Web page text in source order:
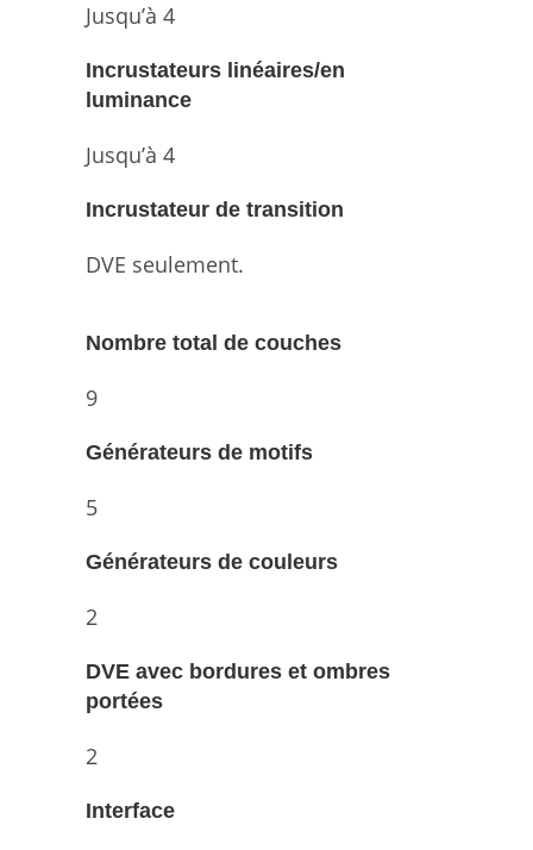
Jusqu’à 4
Incrustateurs linéaires/en
luminance
Jusqu’à 4
Incrustateur de transition
DVE seulement.
Nombre total de couches
9
Générateurs de motifs
5
Générateurs de couleurs
2
DVE avec bordures et ombres
portées
2
Interface